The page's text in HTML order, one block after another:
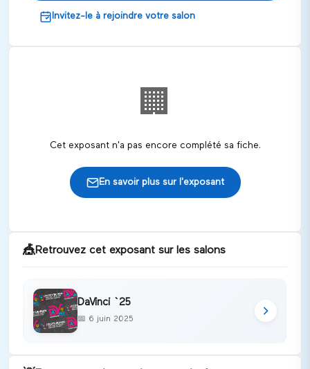
Invitez-le à rejoindre votre salon
🏢
Cet exposant n'a pas encore complété sa fiche.
En savoir plus sur l'exposant
🎪Retrouvez cet exposant sur les salons
DaVinci `25
📅 6 juin 2025